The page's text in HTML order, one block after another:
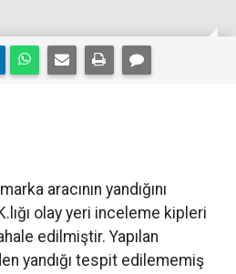
aracının yandığını
olay yeri inceleme kipleri
edilmiştir. Yapılan
yandığı tespit edilememiş